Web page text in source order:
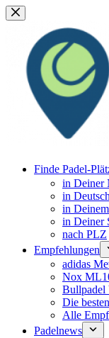
Zum
Inhalt
springen
Finde Padel-
in Deiner
in
in
in Deiner
nach PLZ
Empfehlungen
adidas
Nox
Bullpadel
Die
Alle
Padelnews